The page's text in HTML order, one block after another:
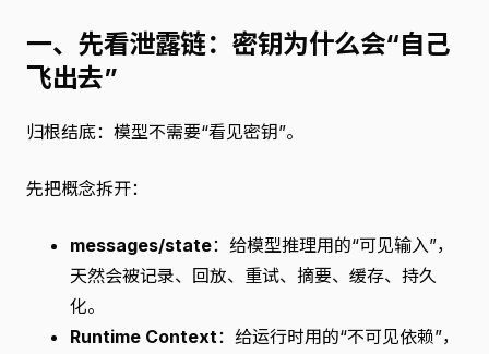
一、先看泄露链：密钥为什么会“自己
飞出去”
归根结底：模型不需要“看见密钥”。
先把概念拆开：
messages/state：给模型推理用的“可见输入”，
天然会被记录、回放、重试、摘要、缓存、持久
化。
Runtime Context：给运行时用的“不可见依赖”，